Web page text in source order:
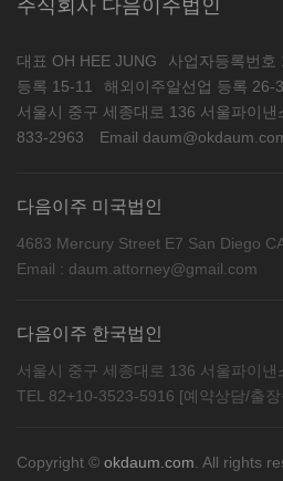
주식회사 다음이주법인
대표 OH HEE JUNG 사업자등록번
등록 15-11
해외이주알선업 등록 26-3
서울시 중구 세종대로 136 서울파이낸
833-2963
Email
다음이주 미국법인
4683 Mercury Street E7 San Diego
Email : daum.attorney@gmail.com
다음이주 한국법인
서울시 중구 세종대로 136 서울파이낸
TEL 82+10-3523-5916 [예약상담/출장
Copyright © okdaum.com . All rights